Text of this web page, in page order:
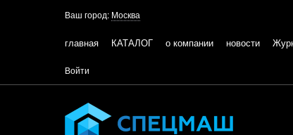
Ваш город: Москва
главная КАТАЛОГ о компании новости
Войти